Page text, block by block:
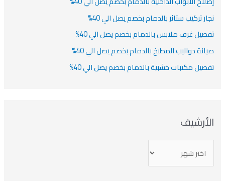
تركيب ستائر بالدمام بخصم يصل الي 40%
غرف ملابس بالدمام بخصم يصل الي 40%
دواليب المطبخ بالدمام بخصم يصل الي 40%
مكتبات خشبية بالدمام بخصم يصل الي 40%